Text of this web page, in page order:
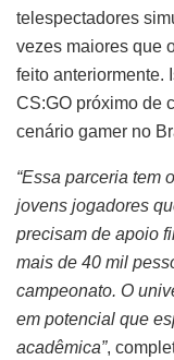
telespectadores
vezes maiores que
feito anteriormente.
CS:GO próximo de
cenário gamer no
“Essa parceria tem
jovens jogadores
precisam de apoio
mais de 40 mil
campeonato. O
em potencial que
acadêmica”,